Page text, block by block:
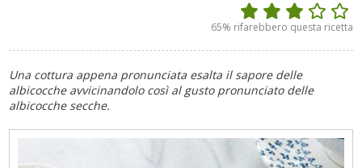
65% rifarebbero questa ricetta
Una cottura appena pronunciata esalta il sapore delle
albicocche avvicinandolo così al gusto pronunciato delle
albicocche secche.